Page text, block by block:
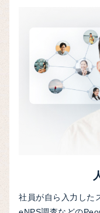
社員が自ら入力した